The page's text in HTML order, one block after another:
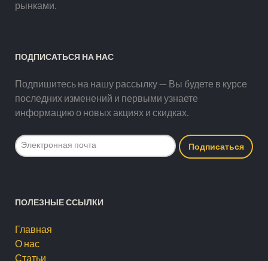
рынками.
ПОДПИСАТЬСЯ НА НАС
Подпишитесь на нашу рассылку — Вы будете в курсе
последних изменений и первыми узнаете
информацию о новых акциях и скидках.
ПОЛЕЗНЫЕ ССЫЛКИ
Главная
О нас
Статьи